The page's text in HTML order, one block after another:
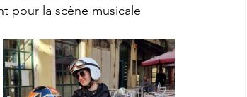
pour la scène musicale